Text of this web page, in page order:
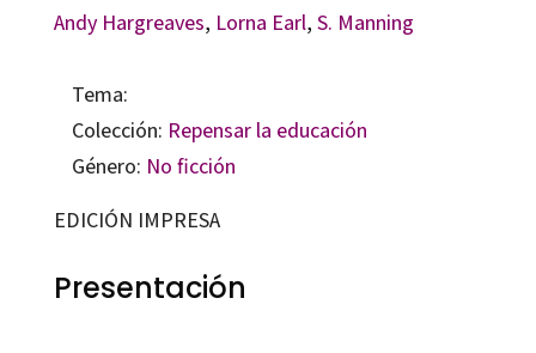
Andy Hargreaves, Lorna Earl, S. Manning
Tema:
Colección: Repensar la educación
Género: No ficción
EDICIÓN IMPRESA
Presentación